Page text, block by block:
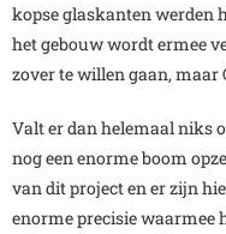
kopse glaskanten werden
het gebouw wordt ermee
zover te willen gaan, maar
Valt er dan helemaal niks
nog een enorme boom
van dit project en er zijn
enorme precisie waarmee